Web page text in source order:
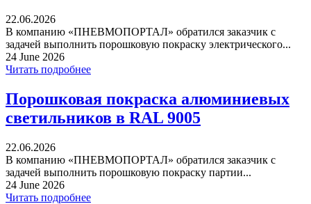
22.06.2026
В компанию «ПНЕВМОПОРТАЛ» обратился заказчик с
задачей выполнить порошковую покраску электрического...
24 June 2026
Читать подробнее
Порошковая покраска алюминиевых
светильников в RAL 9005
22.06.2026
В компанию «ПНЕВМОПОРТАЛ» обратился заказчик с
задачей выполнить порошковую покраску партии...
24 June 2026
Читать подробнее